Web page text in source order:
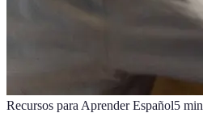
Recursos para Aprender Español5 min